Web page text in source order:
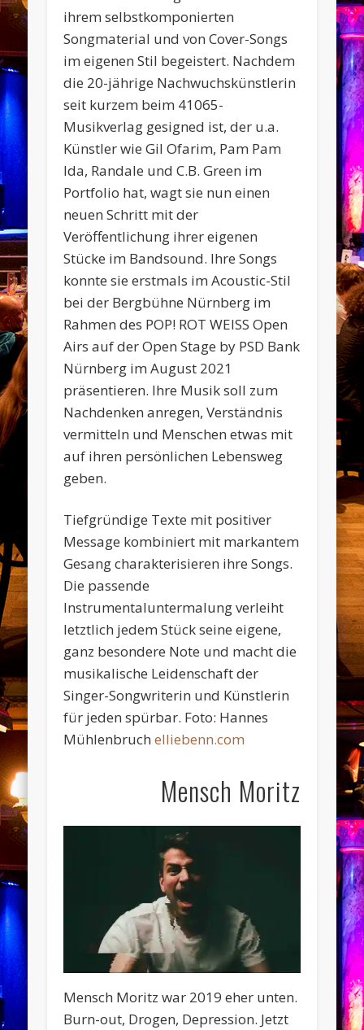
ihrem selbstkomponierten
Songmaterial und von Cover-Songs
im eigenen Stil begeistert. Nachdem
die 20-jährige Nachwuchskünstlerin
seit kurzem beim 41065-
Musikverlag gesigned ist, der u.a.
Künstler wie Gil Ofarim, Pam Pam
Ida, Randale und C.B. Green im
Portfolio hat, wagt sie nun einen
neuen Schritt mit der
Veröffentlichung ihrer eigenen
Stücke im Bandsound. Ihre Songs
konnte sie erstmals im Acoustic-Stil
bei der Bergbühne Nürnberg im
Rahmen des POP! ROT WEISS Open
Airs auf der Open Stage by PSD Bank
Nürnberg im August 2021
präsentieren. Ihre Musik soll zum
Nachdenken anregen, Verständnis
vermitteln und Menschen etwas mit
auf ihren persönlichen Lebensweg
geben.
Tiefgründige Texte mit positiver
Message kombiniert mit markantem
Gesang charakterisieren ihre Songs.
Die passende
Instrumentaluntermalung verleiht
letztlich jedem Stück seine eigene,
ganz besondere Note und macht die
musikalische Leidenschaft der
Singer-Songwriterin und Künstlerin
für jeden spürbar. Foto: Hannes
Mühlenbruchelliebenn.com
Mensch Moritz
Mensch Moritz war 2019 eher unten.
Burn-out, Drogen, Depression. Jetzt